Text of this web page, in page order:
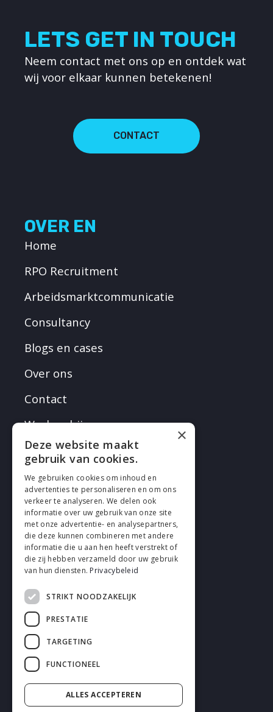
LETS GET IN TOUCH
Neem contact met ons op en ontdek wat
wij voor elkaar kunnen betekenen!
CONTACT
OVER EN
Home
RPO Recruitment
Arbeidsmarktcommunicatie
Consultancy
Blogs en cases
Over ons
Contact
Werken bij
VOLG EN
Cookies
Privacy
Disclaimer
Algemene voorwaarden
×
Deze website maakt
gebruik van cookies.
We gebruiken cookies om inhoud en
advertenties te personaliseren en om ons
verkeer te analyseren. We delen ook
informatie over uw gebruik van onze site
met onze advertentie- en analysepartners,
die deze kunnen combineren met andere
informatie die u aan hen heeft verstrekt of
die zij hebben verzameld door uw gebruik
van hun diensten. Privacybeleid
STRIKT NOODZAKELIJK
PRESTATIE
TARGETING
FUNCTIONEEL
ALLES ACCEPTEREN